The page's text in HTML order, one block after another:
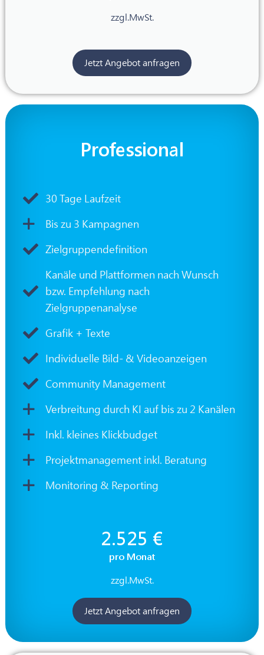
zzgl.MwSt.
Jetzt Angebot anfragen
Professional
30 Tage Laufzeit
Bis zu 3 Kampagnen
Zielgruppendefinition
Kanäle und Plattformen nach Wunsch
bzw. Empfehlung nach
Zielgruppenanalyse
Grafik + Texte
Individuelle Bild- & Videoanzeigen
Community Management
Verbreitung durch KI auf bis zu 2 Kanälen
Inkl. kleines Klickbudget
Projektmanagement inkl. Beratung
Monitoring & Reporting
2.525 €
pro Monat
zzgl.MwSt.
Jetzt Angebot anfragen